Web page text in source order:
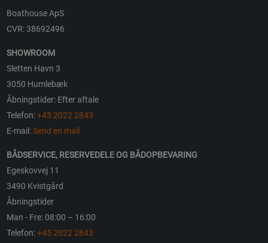
Boathouse ApS
CVR: 38692496
SHOWROOM
Sletten Havn 3
3050 Humlebæk
Åbningstider: Efter aftale
Telefon:+45 2022 2843
E-mail:Send en mail
BÅDSERVICE, RESERVEDELE OG BÅDOPBEVARING
Egeskovvej 11
3490 Kvistgård
Åbningstider
Man - Fre: 08:00 – 16:00
Telefon:+45 2022 2843